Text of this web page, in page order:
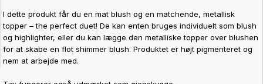
I dette produkt får du en mat blush og en matchende, metallisk
topper – the perfect duet! De kan enten bruges individuelt som blush
og highlighter, eller du kan lægge den metalliske topper over blushen
for at skabe en flot shimmer blush. Produktet er højt pigmenteret og
nem at arbejde med.